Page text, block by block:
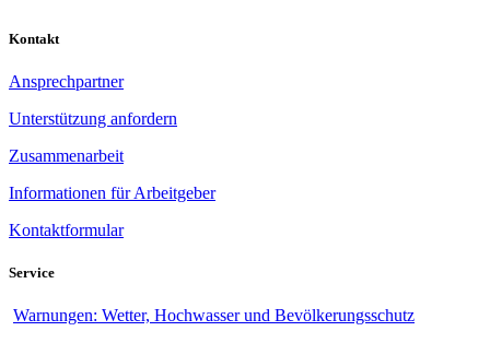
Kontakt
Ansprechpartner
Unterstützung anfordern
Zusammenarbeit
Informationen für Arbeitgeber
Kontaktformular
Service
Warnungen: Wetter, Hochwasser und Bevölkerungsschutz